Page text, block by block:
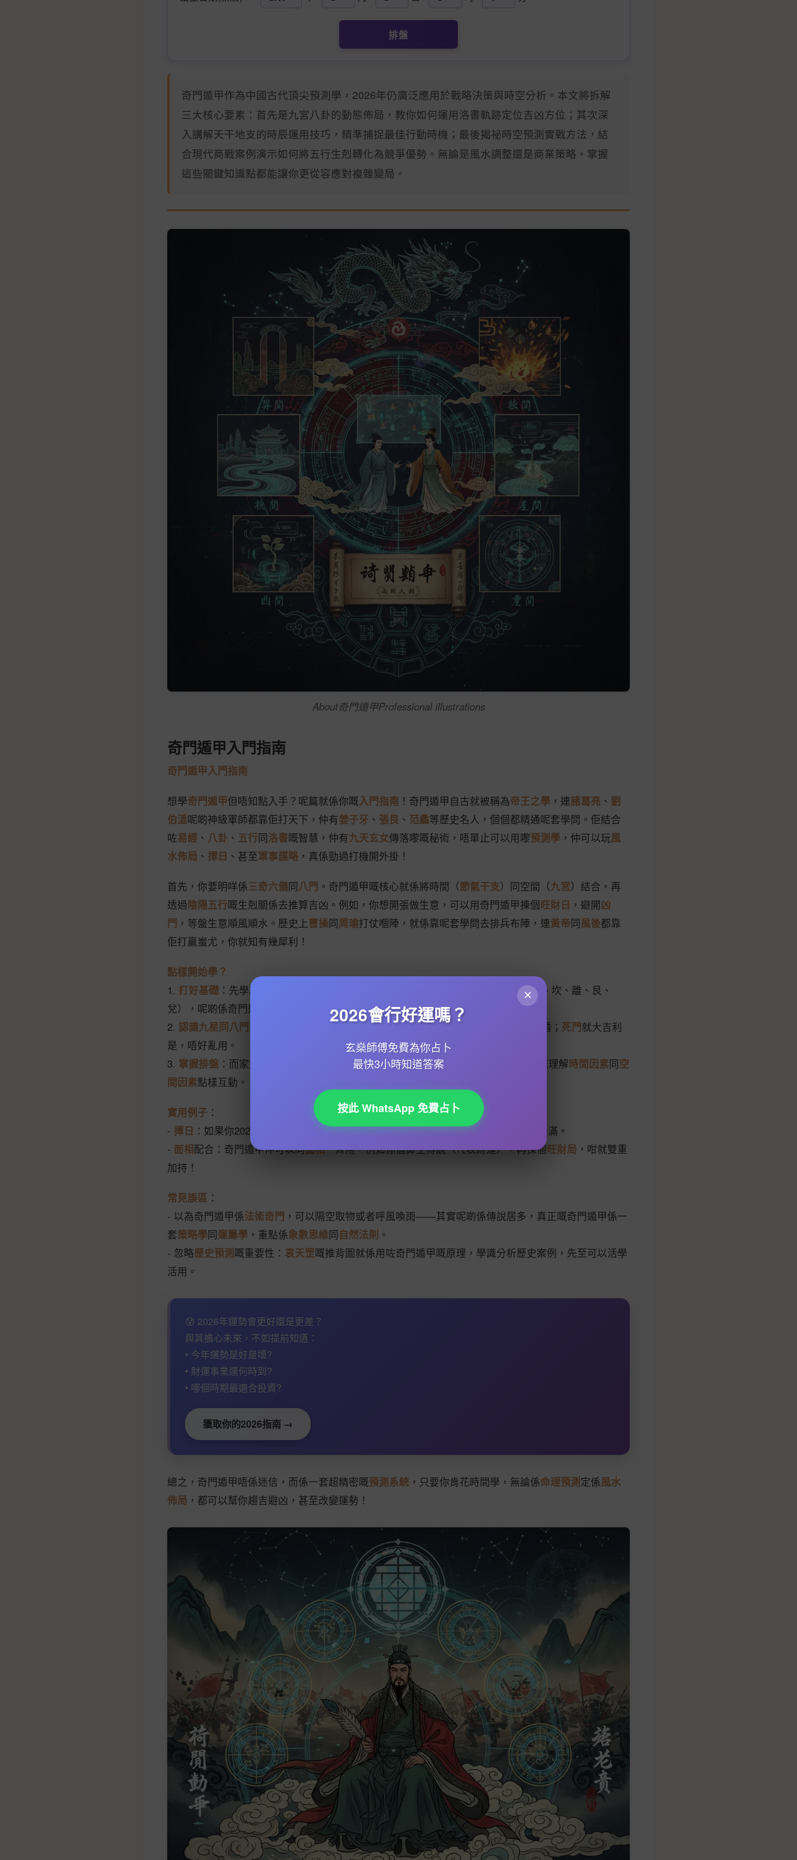
排盤
奇門遁甲作為中國古代頂尖預測學，2026年仍廣泛應用於戰略決策與時空分析。本文將拆解
三大核心要素：首先是九宮八卦的動態佈局，教你如何運用洛書軌跡定位吉凶方位；其次深
入講解天干地支的時辰運用技巧，精準捕捉最佳行動時機；最後揭祕時空預測實戰方法，結
合現代商戰案例演示如何將五行生剋轉化為競爭優勢。無論是風水調整還是商業策略，掌握
這些關鍵知識點都能讓你更從容應對複雜變局。
About奇門遁甲Professional illustrations
奇門遁甲入門指南
奇門遁甲入門指南
想學奇門遁甲但唔知點入手？呢篇就係你嘅入門指南 ！奇門遁甲自古就被稱為帝王之學 ，連諸葛亮 、 劉
伯溫呢啲神級軍師都靠佢打天下，仲有姜子牙 、 張良 、 范蠡等歷史名人，個個都精通呢套學問。佢結合
咗易經 、 八卦 、 五行同洛書嘅智慧，仲有九天玄女傳落嚟嘅秘術，唔單止可以用嚟預測學 ，仲可以玩風
水佈局 、 擇日 、甚至軍事謀略 ，真係勁過打機開外掛！
首先，你要明咩係三奇六儀同八門 。奇門遁甲嘅核心就係將時間（節氣干支）同空間（九宮）結合，再
透過陰陽五行嘅生剋關係去推算吉凶。例如，你想開張做生意，可以用奇門遁甲揀個旺財日 ，避開凶
門 ，等盤生意順風順水。歷史上曹操同周瑜打仗嗰陣，就係靠呢套學問去排兵布陣，連黃帝同風後都靠
佢打贏蚩尤，你就知有幾犀利！
點樣開始學？
1. 打好基礎 ：先學識
（乾、坤、震、巽、坎、離、艮、
兌），呢啲係奇門遁甲嘅根基。
2. 認識九星同八門 ：九星代表天時，八門代表地利，例如開門係吉門，適合開業、求婚； 死門就大吉利
是，唔好亂用。
3. 掌握排盤 ：而家好多App同網站可以幫你自動排盤，但最好學識手動排，咁先至真正理解時間因素同空
間因素點樣互動。
實用例子 ：
- 擇日 ：如果你2026年想結婚，可以用奇門遁甲搵個天喜日，避開刑沖剋害
，等婚姻美滿。
- 面相配合：奇門遁甲仲可以同面相一齊用，例如你個鼻生得靚（代表財運），再揀個旺財局 ，咁就雙重
加持！
常見誤區 ：
- 以為奇門遁甲係法術奇門 ，可以隔空取物或者呼風喚雨——其實呢啲係傳說居多，真正嘅奇門遁甲係一
套策略學同運籌學 ，重點係象數思維同 自然法則 。
- 忽略歷史預測嘅重要性： 袁天罡嘅推背圖就係用咗奇門遁甲嘅原理，學識分析歷史案例，先至可以活學
活用。
😰 2026年運勢會更好還是更差？
與其擔心未來，不如提前知道：
• 今年運勢是好是壞?
• 財運事業運何時到?
• 哪個時期最適合投資?
獲取你的2026指南 →
總之，奇門遁甲唔係迷信，而係一套超精密嘅預測系統 ，只要你肯花時間學，無論係命理預測定係風水
佈局 ，都可以幫你趨吉避凶，甚至改變運勢！
×
2026會行好運嗎？
玄燊師傅免費為你占卜
最快3小時知道答案
按此 WhatsApp 免費占卜